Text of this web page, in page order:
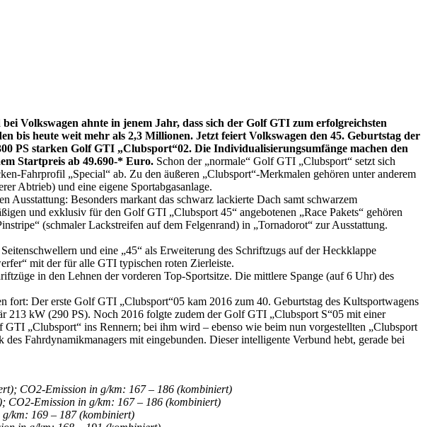
Volkswagen ahnte in jenem Jahr, dass sich der Golf GTI zum erfolgreichsten
bis heute weit mehr als 2,3 Millionen. Jetzt feiert Volkswagen den 45. Geburtstag der
PS starken Golf GTI „Clubsport“02. Die Individualisierungsumfänge machen den
Startpreis ab 49.690-* Euro. Schon der „normale“ Golf GTI „Clubsport“ setzt sich
Fahrprofil „Special“ ab. Zu den äußeren „Clubsport“-Merkmalen gehören unter anderem
Abtrieb) und eine eigene Sportabgasanlage.
Besonders markant das schwarz lackierte Dach samt schwarzem
und exklusiv für den Golf GTI „Clubsport 45“ angebotenen „Race Pakets“ gehören
(schmaler Lackstreifen auf dem Felgenrand) in „Tornadorot“ zur Ausstattung.
und eine „45“ als Erweiterung des Schriftzugs auf der Heckklappe
mit der für alle GTI typischen roten Zierleiste.
in den Lehnen der vorderen Top-Sportsitze. Die mittlere Spange (auf 6 Uhr) des
Der erste Golf GTI „Clubsport“05 kam 2016 zum 40. Geburtstag des Kultsportwagens
kW (290 PS). Noch 2016 folgte zudem der Golf GTI „Clubsport S“05 mit einer
„Clubsport“ ins Rennern; bei ihm wird – ebenso wie beim nun vorgestellten „Clubsport
Fahrdynamikmanagers mit eingebunden. Dieser intelligente Verbund hebt, gerade bei
CO2-Emission in g/km: 167 – 186 (kombiniert)
Emission in g/km: 167 – 186 (kombiniert)
km: 169 – 187 (kombiniert)